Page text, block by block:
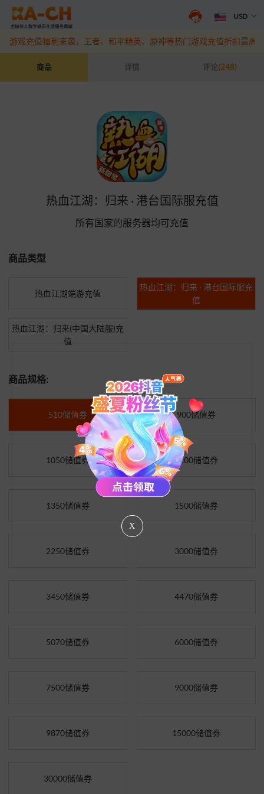
热血江湖：归来 · 港台国际服充值
USD
抖音盛夏宠粉季来袭！抖钻充值最高6%优惠，热门规格更划算点此查
游戏充值福利来袭，王者、和平精英、原神等热门游戏充值折扣最高
商品 详情 评论(248)
热血江湖：归来 · 港台国际服充值
所有国家的服务器均可充值
商品类型
热血江湖端游充值
热血江湖：归来 · 港台国际服充
值
热血江湖：归来(中国大陆服)充
值
商品规格:
510储值券 900储值券
1050储值券 1200储值券
1350储值券 1500储值券
2250储值券 3000储值券
3450储值券 4470储值券
5070储值券 6000储值券
7500储值券 9000储值券
9870储值券 15000储值券
30000储值券
X